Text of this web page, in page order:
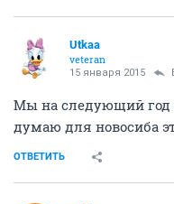
Utkaa
veteran
15 января 2015
Мы на следующий год
думаю для новосиба
ОТВЕТИТЬ